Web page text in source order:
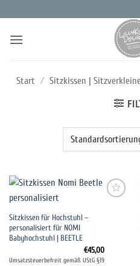
Inhalt
springen
Start / Sitzkissen |
Wunschliste
Sitzkissen für Hochstuhl –
personalisiert für NOMI
Babyhochstuhl | BEETLE
€45,00
Umsatzsteuerbefreit gemäß UStG §19